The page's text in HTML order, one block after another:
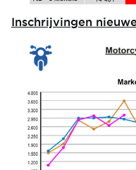
Inschrijvingen
Image